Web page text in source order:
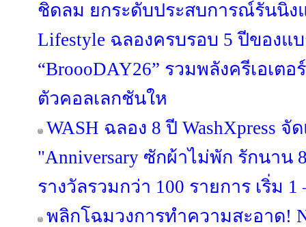
ชิดลม ยกระดับประสบการณ์รันนิ่ง
Lifestyle ฉลองครบรอบ 5 ปีของแ
“BroooDAY26” รวมพลังครีเอเต
ตัวคอลเลกชันให
WASH ฉลอง 8 ปี WashXpress
"Anniversary ซักผ้าไม่พัก รักนา
รางวัลรวมกว่า 100 รายการ เริ่ม 1
พลิกโฉมวงการทำความสะอาด!